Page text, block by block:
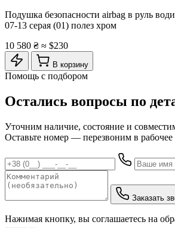
Подушка безопасности airbag в руль
07-13 серая (01) полез хром
10 580 ₴ ≈ $230
В корзину
Помощь с подбором
Остались вопросы по
Уточним наличие, состояние и
Оставьте номер — перезвоним в рабочее
Заказать
Нажимая кнопку, вы соглашаетесь на